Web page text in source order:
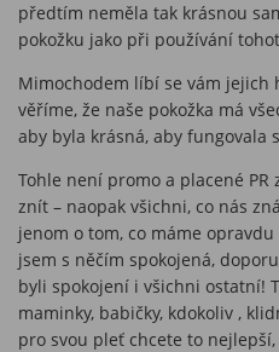
předtím neměla tak krásnou
pokožku jako při používání
Mimochodem líbí se vám jejich
věříme, že naše pokožka má
aby byla krásná, aby fungovala
Tohle není promo a placené PR
znít – naopak všichni, co nás
jenom o tom, co máme
jsem s něčím spokojená,
byli spokojení i všichni ostatní!
maminky, babičky, kdokoliv ,
pro svou pleť chcete to